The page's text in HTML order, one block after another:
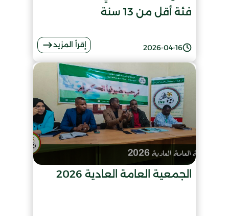
فئة أقل من 13 سنة
2026-04-16 إقرأ المزيد
الجمعية العامة العادية 2026